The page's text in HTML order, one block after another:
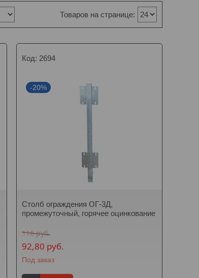
2694
-20%
Столб ограждения ОГ-3Д,
промежуточный, горячее оцинкование
116руб.
92,80 руб.
Под заказ